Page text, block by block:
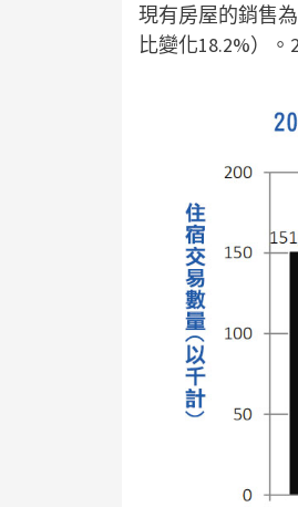
現有房屋的銷售
比變化18.2%）。